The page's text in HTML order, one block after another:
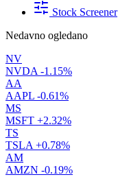
Stock Screener
Nedavno ogledano
NV
NVDA -1.15%
AA
AAPL -0.61%
MS
MSFT +2.32%
TS
TSLA +0.78%
AM
AMZN -0.19%